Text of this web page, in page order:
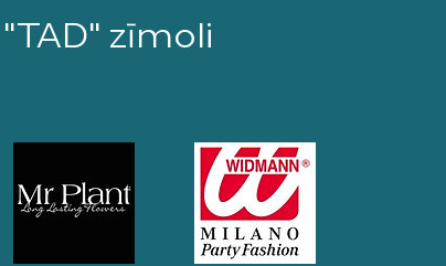
zīmoli